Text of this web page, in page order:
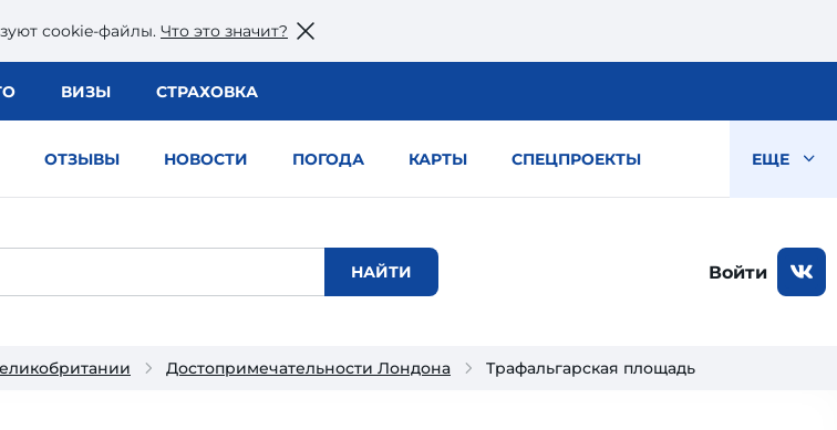
сookie-файлы. Что это значит?
ВИЗЫ СТРАХОВКА
ОТЗЫВЫ НОВОСТИ ПОГОДА КАРТЫ СПЕЦПРОЕКТЫ ЕЩЕ
Войти
Достопримечательности Лондона Трафальгарская площадь